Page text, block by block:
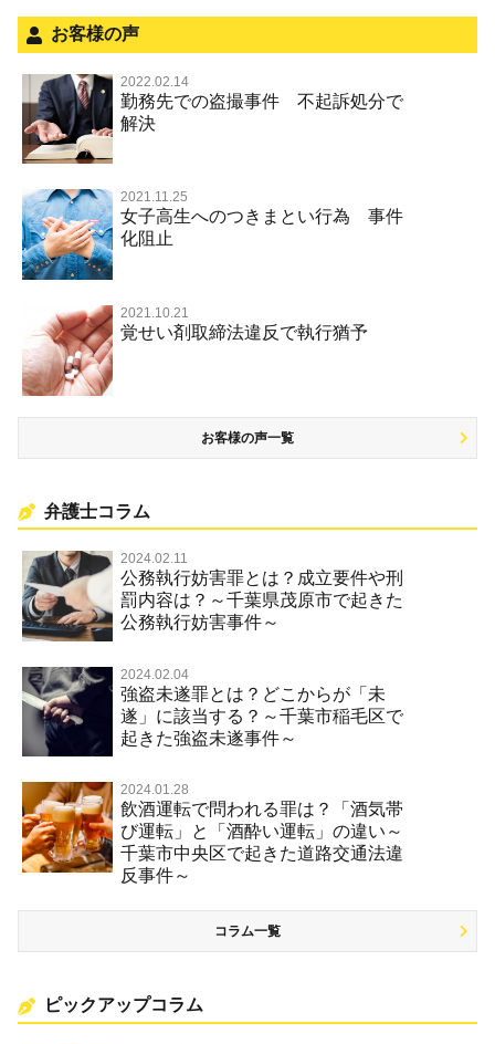
不正競争防止法
名誉棄損・侮辱
不正競争防止法
風営法・風適法違反
文書偽造・偽造文書行使
著作権法違反・商標法違反
放火・失火
名誉棄損罪・侮辱
面会・差し入れ
お客様の声
2022.02.14
勤務先での盗撮事件 不起訴処分で
解決
2021.11.25
女子高生へのつきまとい行為 事件
化阻止
2021.10.21
覚せい剤取締法違反で執行猶予
お客様の声一覧
弁護士コラム
2024.02.11
公務執行妨害罪とは？成立要件や刑
罰内容は？～千葉県茂原市で起きた
公務執行妨害事件～
2024.02.04
強盗未遂罪とは？どこからが「未
遂」に該当する？～千葉市稲毛区で
起きた強盗未遂事件～
2024.01.28
飲酒運転で問われる罪は？「酒気帯
び運転」と「酒酔い運転」の違い～
千葉市中央区で起きた道路交通法違
反事件～
コラム一覧
ピックアップコラム